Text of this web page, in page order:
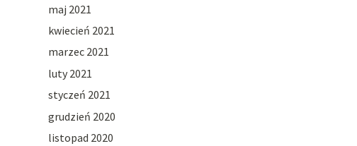
maj 2021
kwiecień 2021
marzec 2021
luty 2021
styczeń 2021
grudzień 2020
listopad 2020